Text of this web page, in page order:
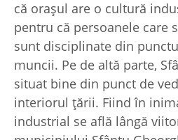
că oraşul are o cultură
pentru că persoanele care
sunt disciplinate din
muncii. Pe de altă parte,
situat bine din punct de
interiorul ţării. Fiind în
industrial se află lângă